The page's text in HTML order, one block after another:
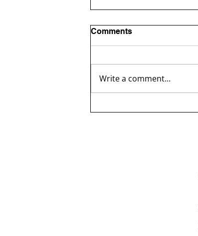
Comments
Write a comment...